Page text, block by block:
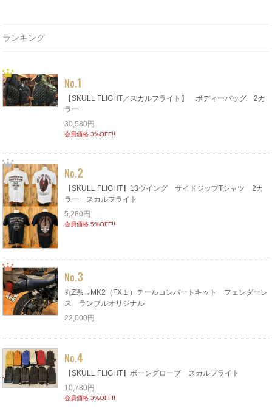
ランキング
No.1
【SKULL FLIGHT／スカルフライト】 ボディーバッグ 2カ
ラー
30,580円
会員価格 3%OFF!!
No.2
【SKULL FLIGHT】13ウイング サイドジップTシャツ 2カ
ラー スカルフライト
5,280円
会員価格 5%OFF!!
No.3
丸Z系→MK2（FX１）テールコンバートキット フェンダーレ
ス ランブルオリジナル
22,000円
No.4
【SKULL FLIGHT】ボーングローブ スカルフライト
10,780円
会員価格 3%OFF!!